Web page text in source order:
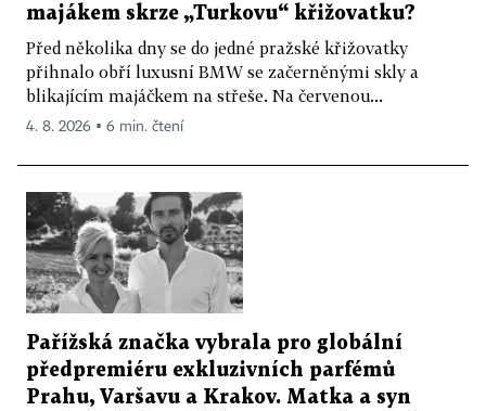
majákem skrze „Turkovu“ křižovatku?
Před několika dny se do jedné pražské křižovatky
přihnalo obří luxusní BMW se začerněnými skly a
blikajícím majáčkem na střeše. Na červenou...
4. 8. 2026 ▪ 6 min. čtení
Pařížská značka vybrala pro globální
předpremiéru exkluzivních parfémů
Prahu, Varšavu a Krakov. Matka a syn